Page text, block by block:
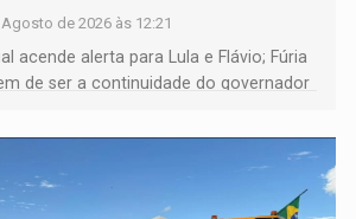
de 2026 às 12:21
acende alerta para Lula e Flávio; Fúria
de ser a continuidade do governador
modo eleição; ABAV faz evento em